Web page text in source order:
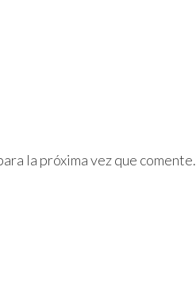
la próxima vez que comente.